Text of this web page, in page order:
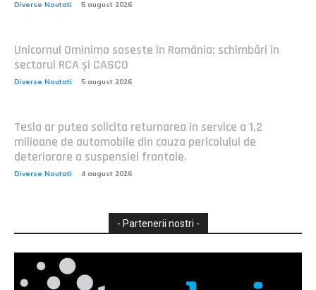
Diverse Noutati 5 august 2026
Unicornul Ominimo soseste în România: schimbări în
sectorul RCA și CASCO
Diverse Noutati 5 august 2026
Tesla ar putea solicita returnarea în service a 1,2
milioane de automobile din cauza pericolului de
deteriorare a suspensiei frontale.
Diverse Noutati 4 august 2026
- Partenerii nostri -